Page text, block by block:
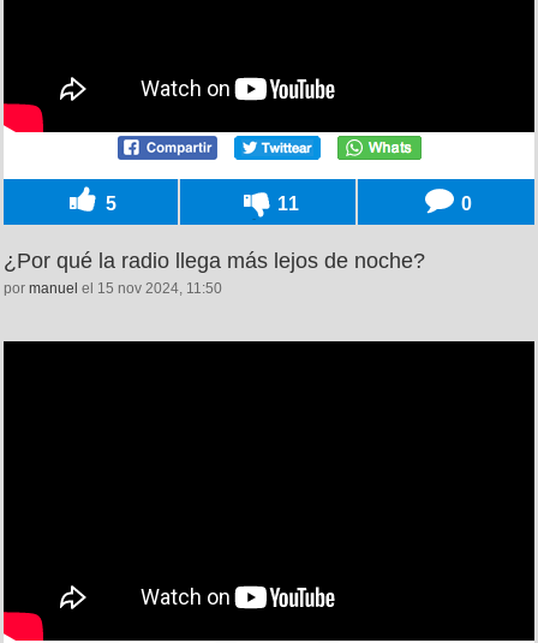
5 11 0
¿Por qué la radio llega más lejos de noche?
por manuel el 15 nov 2024, 11:50